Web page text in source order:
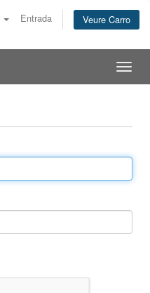
Entrada Veure Carro